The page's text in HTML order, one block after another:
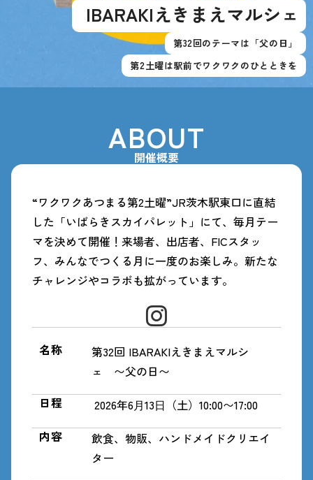
IBARAKIえきまえマルシェ
第32回のテーマは「父の日」
第2土曜は駅前でワクワクのひとときを
IBARAKIえきまえマルシェ
第32回のテーマは「父の日」
第2土曜は駅前でワクワクのひとときを
ABOUT
開催概要
“ワクワクあつまる第2土曜”JR茨木駅東口に直結
した「いばらきスカイパレット」にて、毎月テー
マを決めて開催！来場者、出店者、FICスタッ
フ、みんなでつくる月に一度のお楽しみ。新たな
チャレンジやコラボも拡がっています。
名称
第32回 IBARAKIえきまえマルシ
ェ 〜父の日〜
日程
2026年6⽉13⽇（土）10:00〜17:00
内容
飲食、物販、ハンドメイドクリエイ
ター